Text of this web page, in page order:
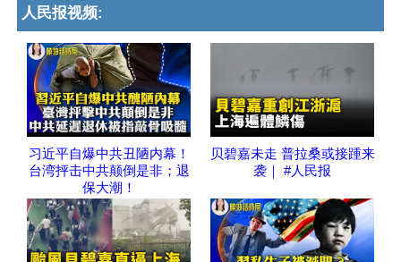
人民报视频:
习近平自爆中共丑陋内幕！
台湾抨击中共颠倒是非；退
保大潮！
贝碧嘉未走 普拉桑或接踵来
袭｜ #人民报